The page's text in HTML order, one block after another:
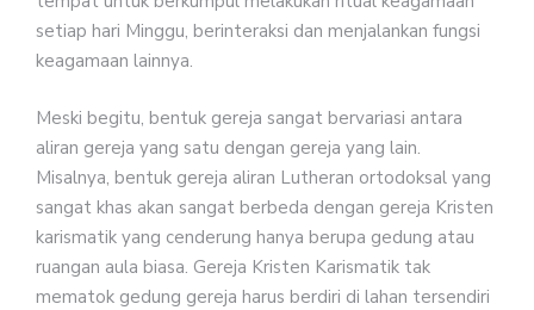
setiap hari Minggu, berinteraksi dan menjalankan fungsi
keagamaan lainnya.
Meski begitu, bentuk gereja sangat bervariasi antara
aliran gereja yang satu dengan gereja yang lain.
Misalnya, bentuk gereja aliran Lutheran ortodoksal yang
sangat khas akan sangat berbeda dengan gereja Kristen
karismatik yang cenderung hanya berupa gedung atau
ruangan aula biasa. Gereja Kristen Karismatik tak
mematok gedung gereja harus berdiri di lahan tersendiri